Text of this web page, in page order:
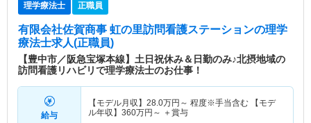
理学療法士 正職員
有限会社佐賀商事 虹の里訪問看護ステーションの理学
療法士求人(正職員)
【豊中市／阪急宝塚本線】土日祝休み＆日勤のみ♪北摂地域の
訪問看護リハビリで理学療法士のお仕事！
給与
【モデル月収】 28.0万円～ 程度※手当含む 【モデ
ル年収】 360万円～ ＋賞与